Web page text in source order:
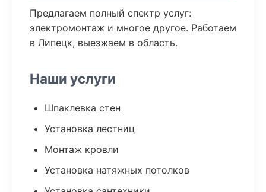
Предлагаем полный спектр услуг:
электромонтаж и многое другое. Работаем
в Липецк, выезжаем в область.
Наши услуги
Шпаклевка стен
Установка лестниц
Монтаж кровли
Установка натяжных потолков